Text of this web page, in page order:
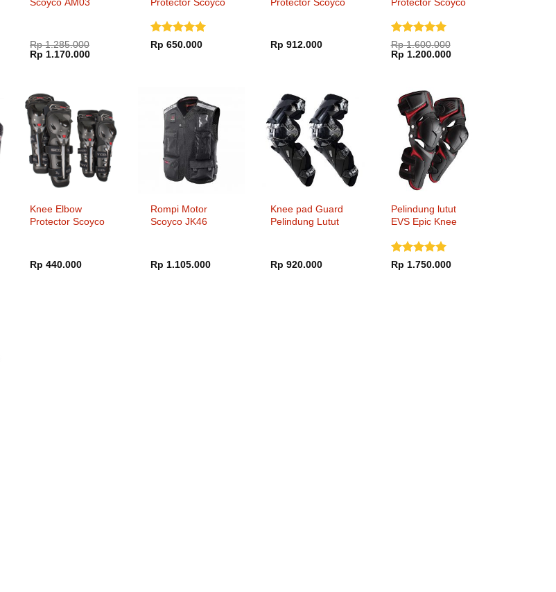
Rp1.285.000
Harga
aslinya
Rp 1.170.000Harga
Dinilai 5
Rp 650.000 Rp 912.000 Dinilai5
dari 5
Rp1.600.000
Harga
aslinya
Rp 1.200.000Harga
Knee Elbow
Protector Scoyco
Rp 440.000
Rompi Motor
Scoyco JK46
Rp 1.105.000
Knee pad Guard
Pelindung Lutut
Rp 920.000
Pelindung lutut
EVS Epic Knee
Dinilai5
dari 5
Rp 1.750.000